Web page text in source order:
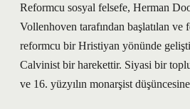
Reformcu sosyal felsefe, Herman
Vollenhoven tarafından başlatılan ve
reformcu bir Hristiyan yönünde
Calvinist bir harekettir. Siyasi bir
ve 16. yüzyılın monarşist